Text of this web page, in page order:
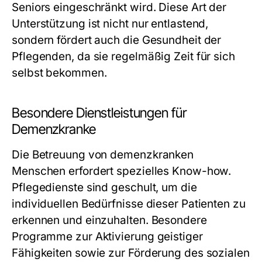
Seniors eingeschränkt wird. Diese Art der
Unterstützung ist nicht nur entlastend,
sondern fördert auch die Gesundheit der
Pflegenden, da sie regelmäßig Zeit für sich
selbst bekommen.
Besondere Dienstleistungen für
Demenzkranke
Die Betreuung von demenzkranken
Menschen erfordert spezielles Know-how.
Pflegedienste sind geschult, um die
individuellen Bedürfnisse dieser Patienten zu
erkennen und einzuhalten. Besondere
Programme zur Aktivierung geistiger
Fähigkeiten sowie zur Förderung des sozialen